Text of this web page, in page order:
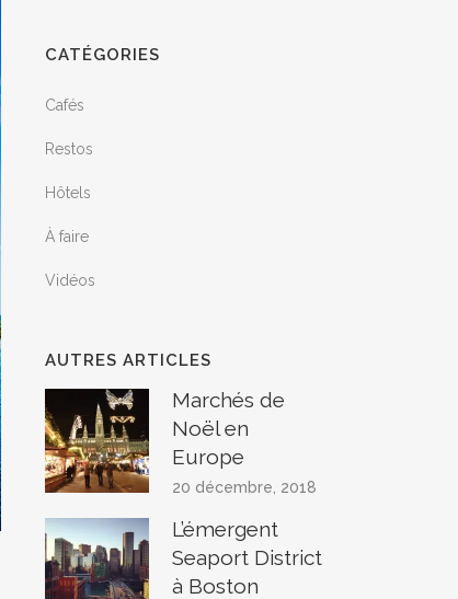
CATÉGORIES
Cafés
Restos
Hôtels
À faire
Vidéos
AUTRES ARTICLES
Marchés de
Noël en
Europe
20 décembre, 2018
L’émergent
Seaport District
à Boston